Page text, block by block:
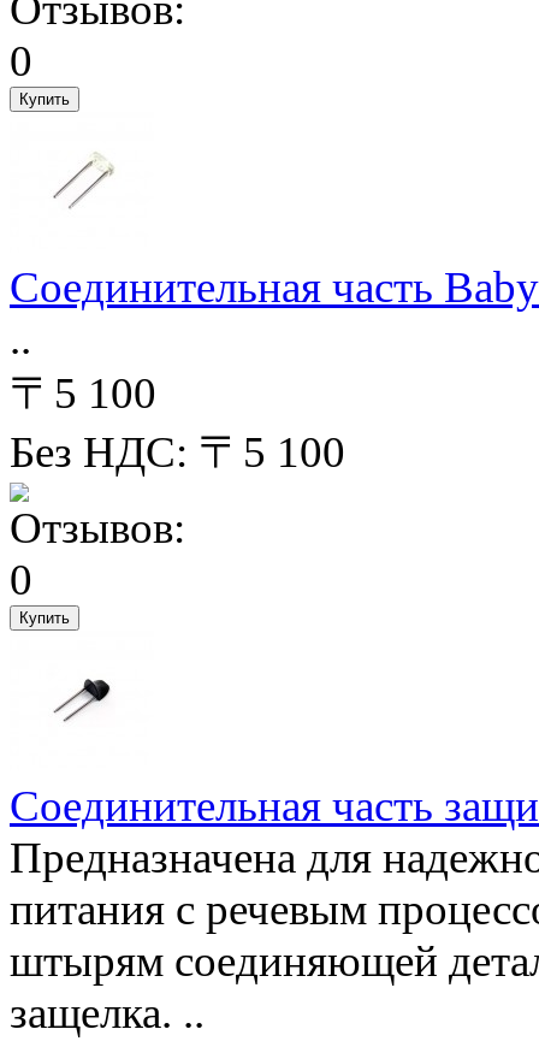
Соединительная часть
..
〒5 100
Без НДС: 〒5 100
Соединительная часть
Предназначена для
питания с речевым
штырям соединяющей
защелка. ..